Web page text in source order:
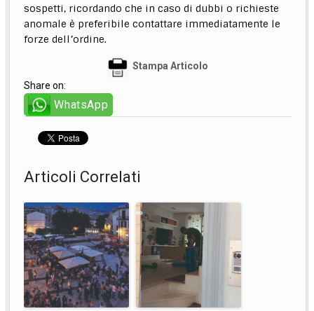
sospetti, ricordando che in caso di dubbi o richieste
anomale è preferibile contattare immediatamente le
forze dell’ordine.
Stampa Articolo
Share on:
WhatsApp
Articoli Correlati